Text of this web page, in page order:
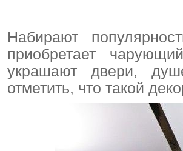
Набирают
приобретает
украшают двери,
отметить, что такой